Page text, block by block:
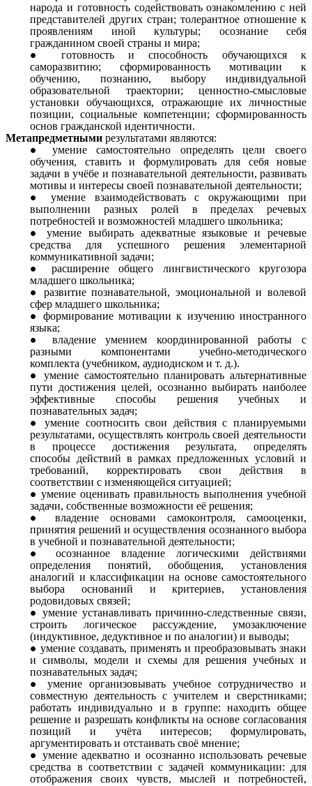
народа и готовность содействовать ознакомлению с ней
представителей других стран; толерантное отношение к
проявлениям иной культуры; осознание себя
гражданином своей страны и мира;
готовность и способность обучающихся к
саморазвитию; сформированность мотивации к
обучению, познанию, выбору индивидуальной
образовательной траектории; ценностно-смысловые
установки обучающихся, отражающие их личностные
позиции, социальные компетенции; сформированность
основ гражданской идентичности.
Метапредметными результатами являются:
умение самостоятельно определять цели своего
обучения, ставить и формулировать для себя новые
задачи в учёбе и познавательной деятельности, развивать
мотивы и интересы своей познавательной деятельности;
умение взаимодействовать с окружающими при
выполнении разных ролей в пределах речевых
потребностей и возможностей младшего школьника;
умение выбирать адекватные языковые и речевые
средства для успешного решения элементарной
коммуникативной задачи;
расширение общего лингвистического кругозора
младшего школьника;
развитие познавательной, эмоциональной и волевой
сфер младшего школьника;
формирование мотивации к изучению иностранного
языка;
владение умением координированной работы с
разными компонентами учебно-методического
комплекта (учебником, аудиодиском и т. д.).
умение самостоятельно планировать альтернативные
пути достижения целей, осознанно выбирать наиболее
эффективные способы решения учебных и
познавательных задач;
умение соотносить свои действия с планируемыми
результатами, осуществлять контроль своей деятельности
в процессе достижения результата, определять
способы действий в рамках предложенных условий и
требований, корректировать свои действия в
соответствии с изменяющейся ситуацией;
умение оценивать правильность выполнения учебной
задачи, собственные возможности её решения;
владение основами самоконтроля, самооценки,
принятия решений и осуществления осознанного выбора
в учебной и познавательной деятельности;
осознанное владение логическими действиями
определения понятий, обобщения, установления
аналогий и классификации на основе самостоятельного
выбора оснований и критериев, установления
родовидовых связей;
умение устанавливать причинно-следственные связи,
строить логическое рассуждение, умозаключение
(индуктивное, дедуктивное и по аналогии) и выводы;
умение создавать, применять и преобразовывать знаки
и символы, модели и схемы для решения учебных и
познавательных задач;
умение
организовывать учебное сотрудничество и
совместную деятельность с учителем и сверстниками;
работать индивидуально и в группе:
находить общее
решение и разрешать конфликты на основе согласования
позиций и учёта интересов; формулировать,
аргументировать и отстаивать своё мнение;
умение адекватно и осознанно использовать речевые
средства в соответствии с задачей коммуникации: для
отображения своих чувств, мыслей и потребностей,